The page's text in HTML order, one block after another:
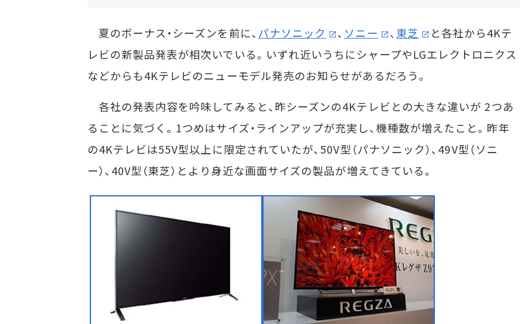
夏のボーナス・シーズンを前に、 パナソニック 、 ソニー 、 東芝
と各社から4Kテ
レビの新製品発表が相次いでいる。いずれ近いうちにシャープやLGエレクトロニクス
などからも4Kテレビのニューモデル発売のお知らせがあるだろう。
各社の発表内容を吟味してみると、昨シーズンの4Kテレビとの大きな違いが 2つあ
ることに気づく。1つめはサイズ・ラインアップが充実し、機種数が増えたこと。昨年
の4Kテレビは55V型以上に限定されていたが、50V型（パナソニック）、49V型（ソニ
ー）、40V型（東芝）とより身近な画面サイズの製品が増えてきている。